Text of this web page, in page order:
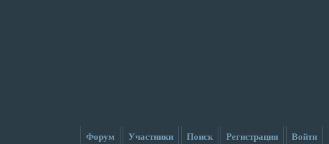
Форум Участники Поиск Регистрация Войти